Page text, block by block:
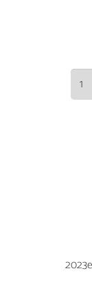
2024er